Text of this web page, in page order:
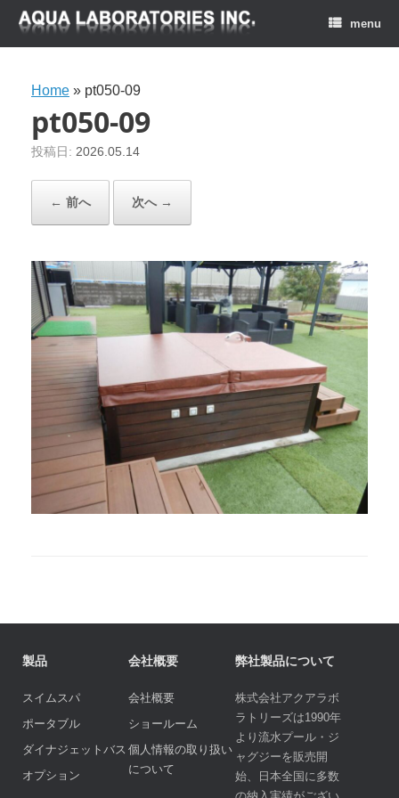
menu
Home » pt050-09
pt050-09
投稿日: 2026.05.14
← 前へ 次へ →
製品
スイムスパ
ポータブル
ダイナジェットバス
オプション
会社概要
会社概要
ショールーム
個人情報の取り扱い
について
弊社製品について
株式会社アクアラボ
ラトリーズは1990年
より流水プール・ジ
ャグジーを販売開
始、日本全国に多数
の納入実績がござい